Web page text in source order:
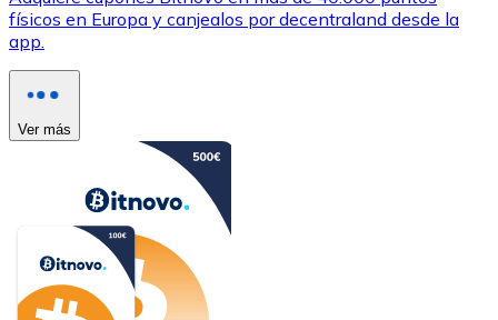
físicos en Europa y canjealos por decentraland desde la
app.
Ver más